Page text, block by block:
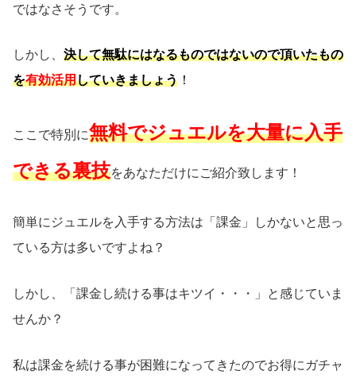
ではなさそうです。
しかし、 決して無駄にはなるものではないので頂いたもの
を有効活用していきましょう ！
ここで特別に無料でジュエルを大量に入手
できる裏技をあなただけにご紹介致します！
簡単にジュエルを入手する方法は「課金」しかないと思っ
ている方は多いですよね？
しかし、「課金し続ける事はキツイ・・・」と感じていま
せんか？
私は課金を続ける事が困難になってきたのでお得にガチャ